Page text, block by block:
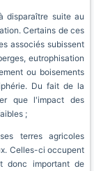
disparaître suite au
Certains de ces
associés subissent
eutrophisation
ou boisements
Du fait de la
que l'impact des
;
terres agricoles
Celles-ci occupent
donc important de